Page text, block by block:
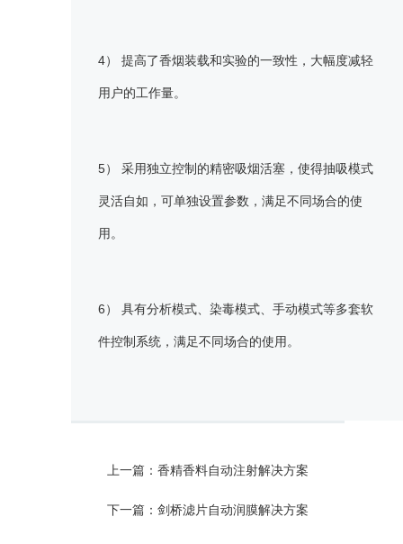
4） 提高了香烟装载和实验的一致性，大幅度减轻
用户的工作量。
5） 采用独立控制的精密吸烟活塞，使得抽吸模式
灵活自如，可单独设置参数，满足不同场合的使
用。
6） 具有分析模式、染毒模式、手动模式等多套软
件控制系统，满足不同场合的使用。
上一篇：香精香料自动注射解决方案
下一篇：剑桥滤片自动润膜解决方案